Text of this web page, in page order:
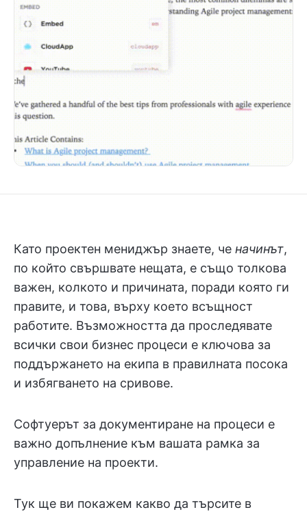
Като проектен мениджър знаете, че начинът,
по който свършвате нещата, е също толкова
важен, колкото и причината, поради която ги
правите, и това, върху което всъщност
работите. Възможността да проследявате
всички свои бизнес процеси е ключова за
поддържането на екипа в правилната посока
и избягването на сривове.
Софтуерът за документиране на процеси е
важно допълнение към вашата рамка за
управление на проекти.
Тук ще ви покажем какво да търсите в